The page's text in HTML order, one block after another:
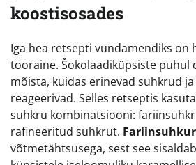
koostisosades
Iga hea retsepti vundamendiks on
tooraine. Šokolaadiküpsiste puhul
mõista, kuidas erinevad suhkrud
reageerivad. Selles retseptis
suhkru kombinatsiooni:
rafineeritud suhkrut. Fariinsuhkur
võtmetähtsusega, sest see